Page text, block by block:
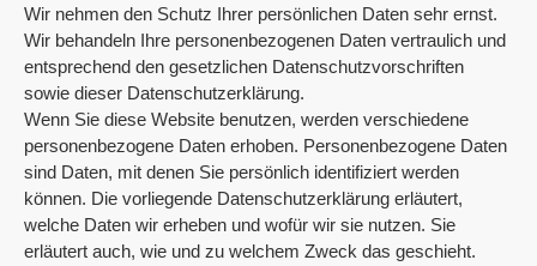
Wir nehmen den Schutz Ihrer persönlichen Daten sehr ernst.
Wir behandeln Ihre personenbezogenen Daten vertraulich und
entsprechend den gesetzlichen Datenschutzvorschriften
sowie dieser Datenschutzerklärung.
Wenn Sie diese Website benutzen, werden verschiedene
personenbezogene Daten erhoben. Personenbezogene Daten
sind Daten, mit denen Sie persönlich identifiziert werden
können. Die vorliegende Datenschutzerklärung erläutert,
welche Daten wir erheben und wofür wir sie nutzen. Sie
erläutert auch, wie und zu welchem Zweck das geschieht.